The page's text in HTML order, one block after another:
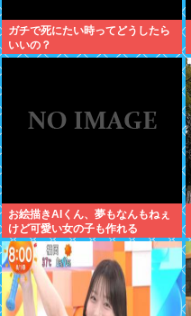
ガチで死にたい時ってどうしたら
いいの？
お絵描きAIくん、夢もなんもねぇ
けど可愛い女の子も作れる